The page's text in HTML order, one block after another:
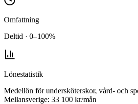
Omfattning
Deltid · 0–100%
Lönestatistik
Medellön förundersköterskor, vård- och
Mellansverige: 33 100 kr/mån